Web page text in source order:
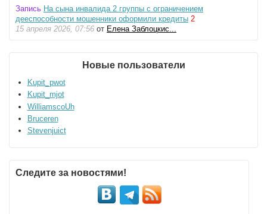
Запись На сына инвалида 2 группы с ограничением
дееспособности мошенники оформили кредиты 2
15 апреля 2026, 07:56 от Елена Заблоцкис...
Новые пользователи
Kupit_pwot
Kupit_mjot
WilliamscoUh
Bruceren
Stevenjuict
Следите за новостями!